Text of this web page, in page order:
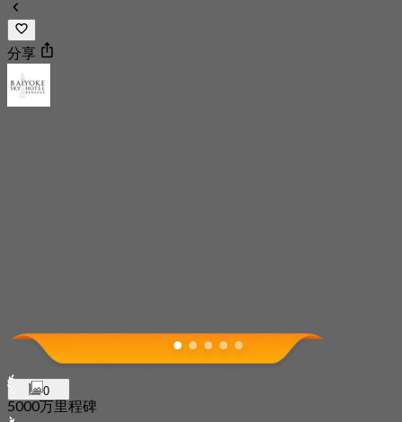
分享
0
5000万里程碑